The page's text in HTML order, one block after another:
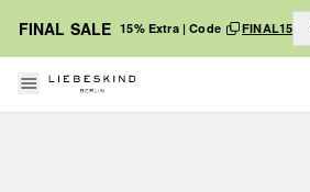
FINAL SALE 15% Extra | Code FINAL15